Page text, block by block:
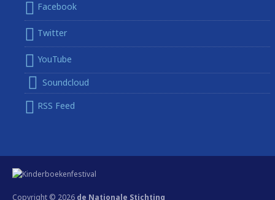
Facebook
Twitter
YouTube
Soundcloud
RSS Feed
Copyright © 2026 de Nationale Stichting